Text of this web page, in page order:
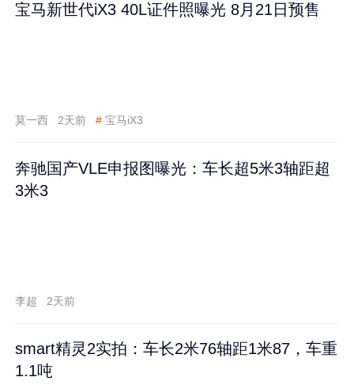
宝马新世代iX3 40L证件照曝光 8月21日预售
莫一西 2天前 # 宝马iX3
奔驰国产VLE申报图曝光：车长超5米3轴距超
3米3
李超 2天前
smart精灵2实拍：车长2米76轴距1米87，车重
1.1吨